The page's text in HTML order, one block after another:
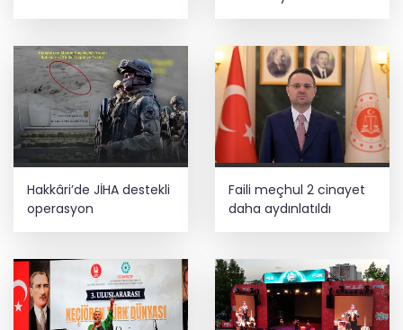
Sorgulama yenilendi
Hakkâri’de JİHA destekli
operasyon
Faili meçhul 2 cinayet
daha aydınlatıldı